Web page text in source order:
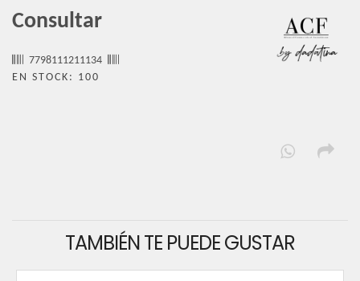
Consultar
7798111211134
EN STOCK: 100
TAMBIÉN TE PUEDE GUSTAR